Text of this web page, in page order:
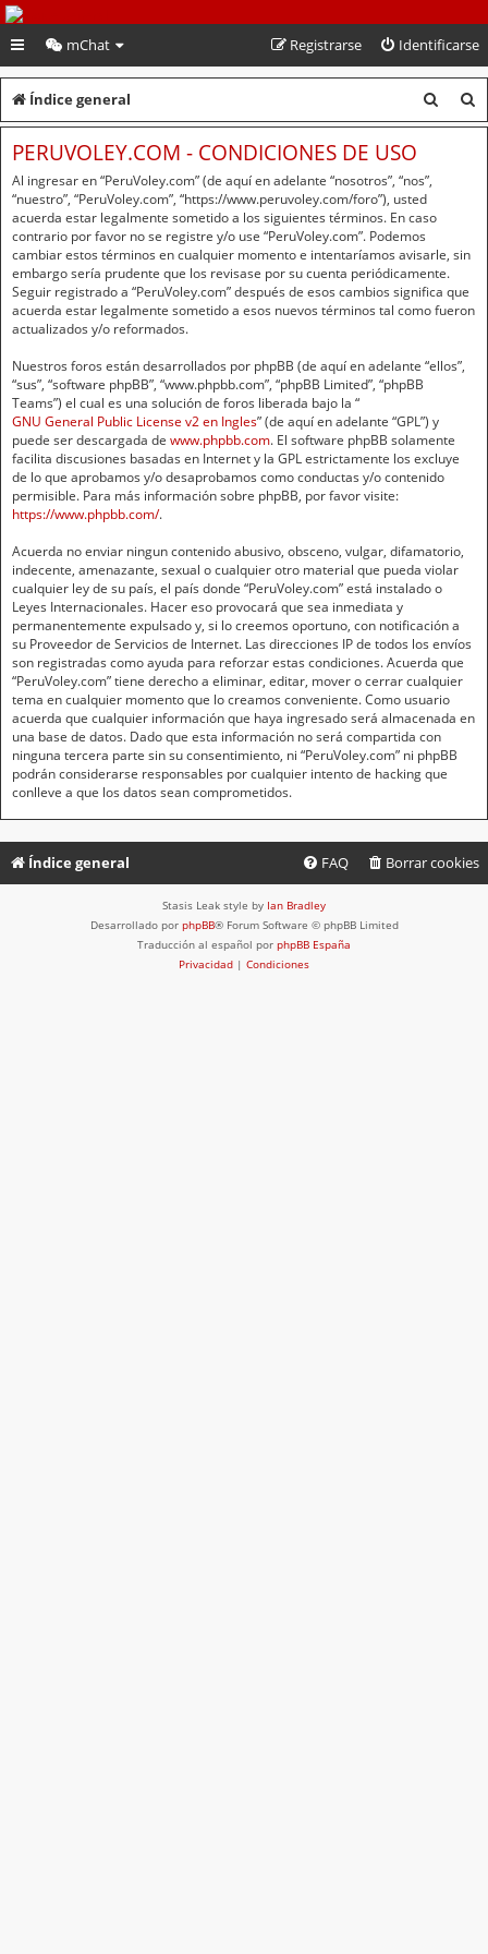
PeruVoley.com
mChat Identificarse
Registrarse
Índice general
u
u
r
PERUVOLEY.COM - CONDICIONES DE USO
Al ingresar en “PeruVoley.com” (de aquí en adelante “nosotros”, “nos”,
“nuestro”, “PeruVoley.com”, “https://www.peruvoley.com/foro”), usted
acuerda estar legalmente sometido a los siguientes términos. En caso
contrario por favor no se registre y/o use “PeruVoley.com”. Podemos
cambiar estos términos en cualquier momento e intentaríamos avisarle, sin
embargo sería prudente que los revisase por su cuenta periódicamente.
Seguir registrado a “PeruVoley.com” después de esos cambios significa que
acuerda estar legalmente sometido a esos nuevos términos tal como fueron
actualizados y/o reformados.
Nuestros foros están desarrollados por phpBB (de aquí en adelante “ellos”,
“sus”, “software phpBB”, “www.phpbb.com”, “phpBB Limited”, “phpBB
Teams”) el cual es una solución de foros liberada bajo la “
GNU General Public License v2 en Ingles” (de aquí en adelante “GPL”) y
puede ser descargada de www.phpbb.com. El software phpBB solamente
facilita discusiones basadas en Internet y la GPL estrictamente los excluye
de lo que aprobamos y/o desaprobamos como conductas y/o contenido
permisible. Para más información sobre phpBB, por favor visite:
https://www.phpbb.com/.
Acuerda no enviar ningun contenido abusivo, obsceno, vulgar, difamatorio,
indecente, amenazante, sexual o cualquier otro material que pueda violar
cualquier ley de su país, el país donde “PeruVoley.com” está instalado o
Leyes Internacionales. Hacer eso provocará que sea inmediata y
permanentemente expulsado y, si lo creemos oportuno, con notificación a
su Proveedor de Servicios de Internet. Las direcciones IP de todos los envíos
son registradas como ayuda para reforzar estas condiciones. Acuerda que
“PeruVoley.com” tiene derecho a eliminar, editar, mover o cerrar cualquier
tema en cualquier momento que lo creamos conveniente. Como usuario
acuerda que cualquier información que haya ingresado será almacenada en
una base de datos. Dado que esta información no será compartida con
ninguna tercera parte sin su consentimiento, ni “PeruVoley.com” ni phpBB
podrán considerarse responsables por cualquier intento de hacking que
conlleve a que los datos sean comprometidos.
Índice general Borrar cookies
FAQ
Stasis Leak style by Ian Bradley
Desarrollado por phpBB® Forum Software © phpBB Limited
Traducción al español por phpBB España
Privacidad | Condiciones